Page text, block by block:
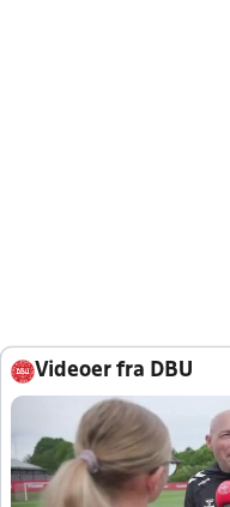
Videoer fra DBU